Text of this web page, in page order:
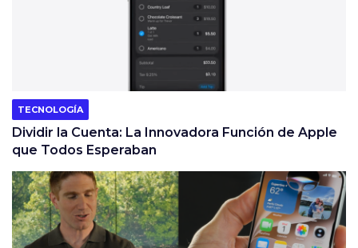
TECNOLOGÍA
Dividir la Cuenta: La Innovadora Función de Apple
que Todos Esperaban